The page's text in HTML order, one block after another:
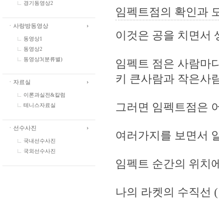
경기동영상2
ㆍ사랑방동영상
동영상1
동영상2
동영상3(분류별)
ㆍ자료실
이론과실전&칼럼
테니스자료실
ㆍ선수사진
국내선수사진
국외선수사진
임펙트점의 확인과
이것은 공을 치면서
임펙트 점은 사람마
키 큰사람과 작은사
그러면 임펙트점은
여러가지를 보면서
임펙트 순간의 위치
나의 라켓의 수직선